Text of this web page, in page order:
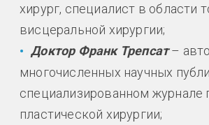
хирург, специалист в области
висцеральной хирургии;
Доктор Франк Трепсат–
многочисленных научных
специализированном журнале
пластической хирургии;